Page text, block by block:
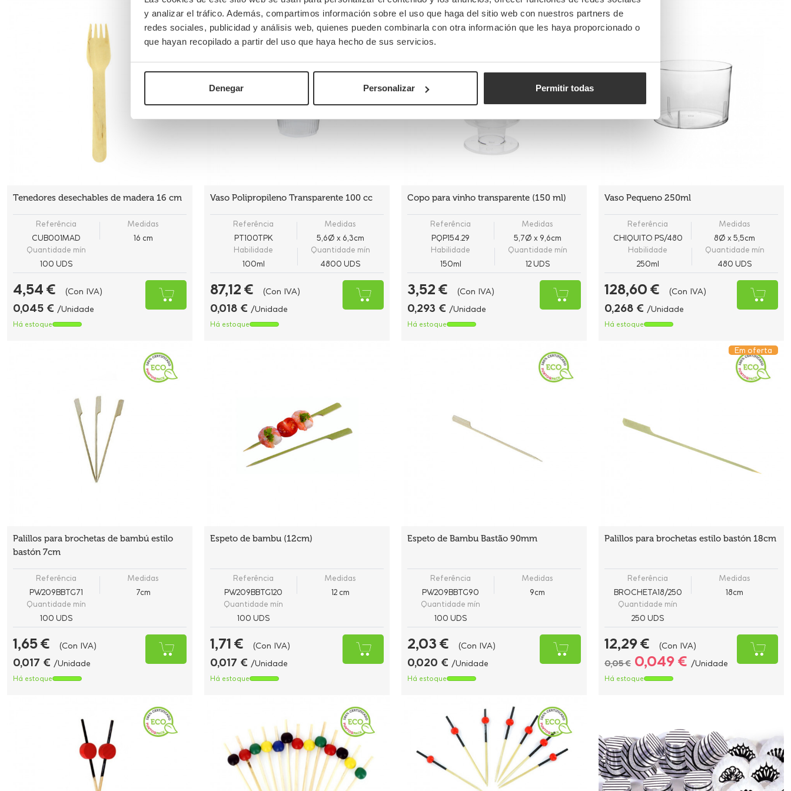
y analizar el tráfico. Además, compartimos información sobre el uso que haga del sitio web con nuestros partners de
redes sociales, publicidad y análisis web, quienes pueden combinarla con otra información que les haya proporcionado o
que hayan recopilado a partir del uso que haya hecho de sus servicios.
Denegar Personalizar Permitir todas
Tenedores desechables de madera 16 cm
Referência
CUB001MAD
Medidas
16 cm
Quantidade mín
100 UDS
4,54 € (Con IVA)
0,045 € /Unidade
Há estoque
Vaso Polipropileno Transparente 100 cc
Referência
PT100TPK
Medidas
5,6Ø x 6,3cm
Habilidade
100ml
Quantidade mín
4800 UDS
87,12 € (Con IVA)
0,018 € /Unidade
Há estoque
Copo para vinho transparente (150 ml)
Referência
PQP154.29
Medidas
5,7Ø x 9,6cm
Habilidade
150ml
Quantidade mín
12 UDS
3,52 € (Con IVA)
0,293 € /Unidade
Há estoque
Vaso Pequeno 250ml
Referência
CHIQUITO PS/480
Medidas
8Ø x 5,5cm
Habilidade
250ml
Quantidade mín
480 UDS
128,60 € (Con IVA)
0,268 € /Unidade
Há estoque
Palillos para brochetas de bambú estilo
bastón 7cm
Referência
PW209BBTG71
Medidas
7cm
Quantidade mín
100 UDS
1,65 € (Con IVA)
0,017 € /Unidade
Há estoque
Espeto de bambu (12cm)
Referência
PW209BBTG120
Medidas
12 cm
Quantidade mín
100 UDS
1,71 € (Con IVA)
0,017 € /Unidade
Há estoque
Espeto de Bambu Bastão 90mm
Referência
PW209BBTG90
Medidas
9cm
Quantidade mín
100 UDS
2,03 € (Con IVA)
0,020 € /Unidade
Há estoque
Em oferta
Palillos para brochetas estilo bastón 18cm
Referência
BROCHETA18/250
Medidas
18cm
Quantidade mín
250 UDS
12,29 €
(Con IVA)
0,05 € 0,049 € /Unidade
Há estoque